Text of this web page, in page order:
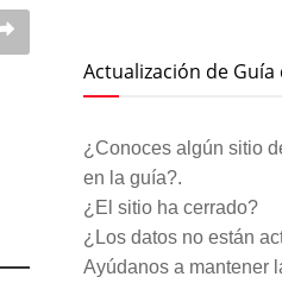
Actualización de Guía
¿Conoces algún sitio
en la guía?.
¿El sitio ha cerrado?
¿Los datos no están
Ayúdanos a mantener